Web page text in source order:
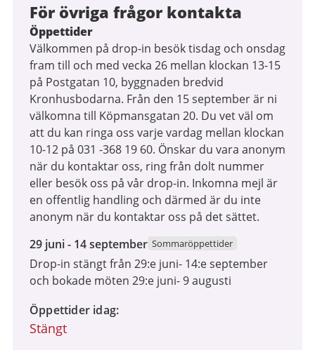
För övriga frågor kontakta
Öppettider
Välkommen på drop-in besök tisdag och onsdag
fram till och med vecka 26 mellan klockan 13-15
på Postgatan 10, byggnaden bredvid
Kronhusbodarna. Från den 15 september är ni
välkomna till Köpmansgatan 20. Du vet väl om
att du kan ringa oss varje vardag mellan klockan
10-12 på 031 -368 19 60. Önskar du vara anonym
när du kontaktar oss, ring från dolt nummer
eller besök oss på vår drop-in. Inkomna mejl är
en offentlig handling och därmed är du inte
anonym när du kontaktar oss på det sättet.
29
juni
2026
14
september
29 juni - 14 september Sommaröppettider
Drop-in stängt från 29:e juni- 14:e september
och bokade möten 29:e juni- 9 augusti
Öppettider idag
Stängt